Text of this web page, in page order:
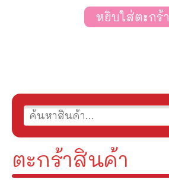
ตะกร้าสินค้า
หยิบใส่ตะกร้า